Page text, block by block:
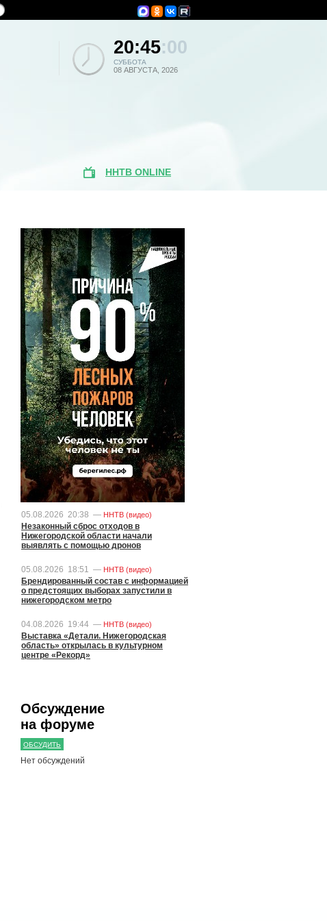
20:45:00
СУББОТА
08 АВГУСТА, 2026
ННТВ ONLINE
05.08.2026 20:38 — ННТВ (видео)
Незаконный сброс отходов в
Нижегородской области начали
выявлять с помощью дронов
05.08.2026 18:51 — ННТВ (видео)
Брендированный состав с информацией
о предстоящих выборах запустили в
нижегородском метро
04.08.2026 19:44 — ННТВ (видео)
Выставка «Детали. Нижегородская
область» открылась в культурном
центре «Рекорд»
Обсуждение
на форуме
ОБСУДИТЬ
Нет обсуждений